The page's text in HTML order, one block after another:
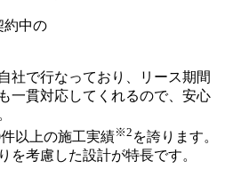
約中の
社で行なっており、
リース期間
一貫対応してくれるので、安心
件以上の施工実績※2 を誇ります。
を考慮した設計が特長です。